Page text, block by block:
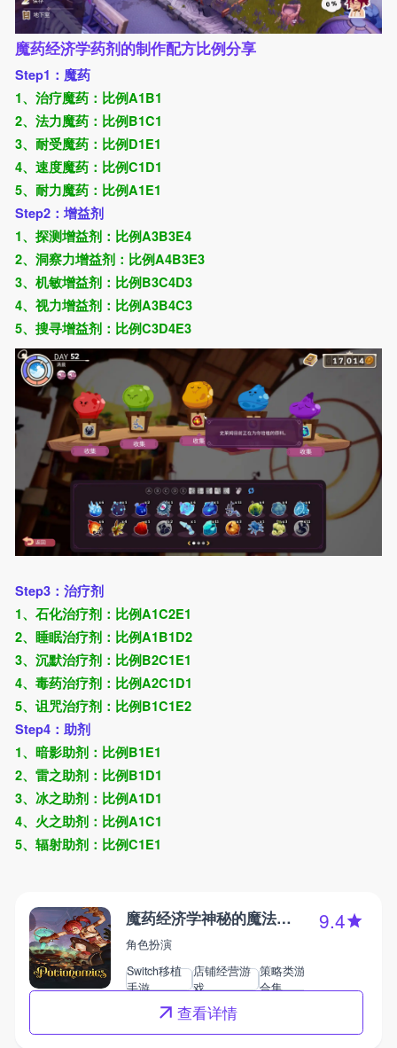
魔药经济学药剂的制作配方比例分享
Step1：魔药
1、治疗魔药：比例A1B1
2、法力魔药：比例B1C1
3、耐受魔药：比例D1E1
4、速度魔药：比例C1D1
5、耐力魔药：比例A1E1
Step2：增益剂
1、探测增益剂：比例A3B3E4
2、洞察力增益剂：比例A4B3E3
3、机敏增益剂：比例B3C4D3
4、视力增益剂：比例A3B4C3
5、搜寻增益剂：比例C3D4E3
Step3：治疗剂
1、石化治疗剂：比例A1C2E1
2、睡眠治疗剂：比例A1B1D2
3、沉默治疗剂：比例B2C1E1
4、毒药治疗剂：比例A2C1D1
5、诅咒治疗剂：比例B1C1E2
Step4：助剂
1、暗影助剂：比例B1E1
2、雷之助剂：比例B1D1
3、冰之助剂：比例A1D1
4、火之助剂：比例A1C1
5、辐射助剂：比例C1E1
魔药经济学神秘的魔法药水商店
角色扮演
Switch移植
手游
店铺经营游
戏
策略类游戏
合集
集
9.4
查看详情